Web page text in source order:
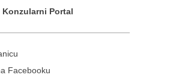
Konzularni Portal
Facebooku